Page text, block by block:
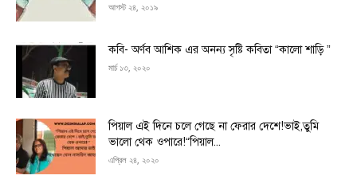
আগস্ট ২৪, ২০১৯
কবি- অর্ণব আশিক এর অনন্য সৃষ্টি কবিতা “কালো শাড়ি ”
মার্চ ১৩, ২০২০
পিয়াল এই দিনে চলে গেছে না ফেরার দেশে!ভাই,তুমি
ভালো থেক ওপারে!“পিয়াল...
এপ্রিল ২৪, ২০২০